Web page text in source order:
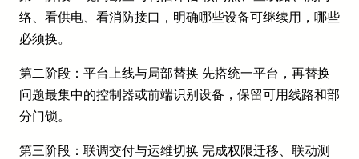
络、看供电、看消防接口，明确哪些设备可继续用，哪些
必须换。
第二阶段：平台上线与局部替换 先搭统一平台，再替换
问题最集中的控制器或前端识别设备，保留可用线路和部
分门锁。
第三阶段：联调交付与运维切换 完成权限迁移、联动测